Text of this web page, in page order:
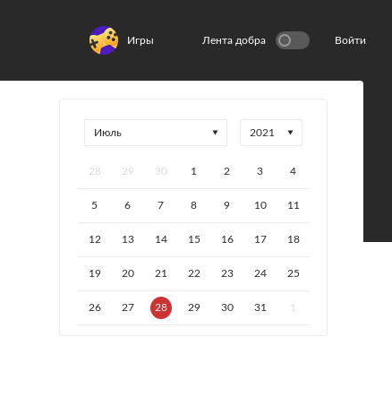
Игры Лента добра Войти
28 29 30 1 2 3 4
5 6 7 8 9 10 11
12 13 14 15 16 17 18
19 20 21 22 23 24 25
26 27 28 29 30 31 1